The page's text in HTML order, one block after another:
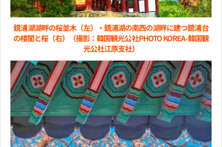
鏡浦湖湖畔の桜並木（左）・鏡浦湖の南西の湖畔に建つ鏡浦台
の楼閣と桜（右）（撮影：韓国観光公社PHOTO KOREA-韓国観
光公社江原支社）